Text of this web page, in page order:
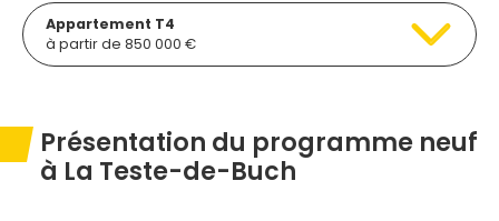
Appartement T4
à partir de 850 000 €
Présentation du programme neuf
à La Teste-de-Buch